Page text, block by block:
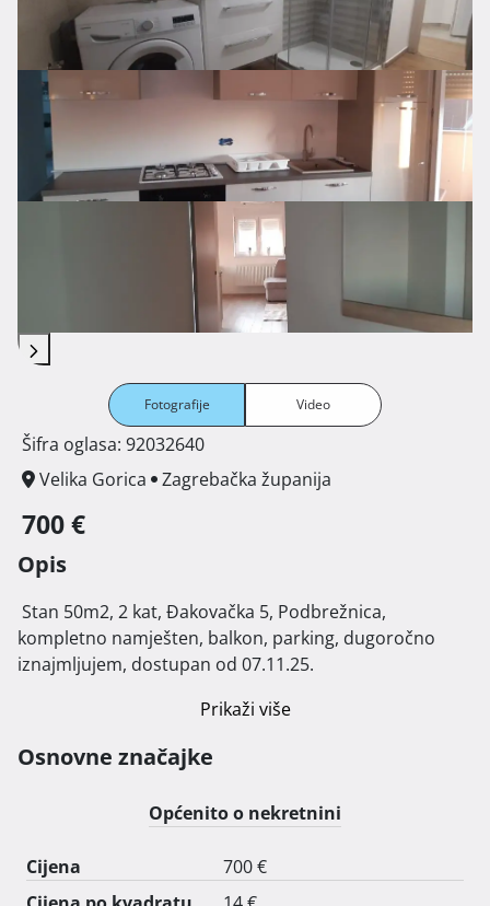
Fotografije Video
Šifra oglasa: 92032640
Velika Gorica
Zagrebačka županija
700 €
Opis
kompletno namješten, balkon, parking, dugoročno
iznajmljujem, dostupan od 07.11.25.
Prikaži više
Osnovne značajke
Općenito o nekretnini
Cijena
700 €